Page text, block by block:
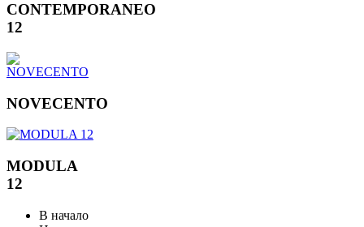
CONTEMPORANEO
12
NOVECENTO
MODULA
12
В начало